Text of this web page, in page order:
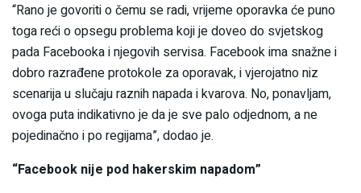
“Rano je govoriti o čemu se radi, vrijeme oporavka će puno
toga reći o opsegu problema koji je doveo do svjetskog
pada Facebooka i njegovih servisa. Facebook ima snažne i
dobro razrađene protokole za oporavak, i vjerojatno niz
scenarija u slučaju raznih napada i kvarova. No, ponavljam,
ovoga puta indikativno je da je sve palo odjednom, a ne
pojedinačno i po regijama”, dodao je.
“Facebook nije pod hakerskim napadom”